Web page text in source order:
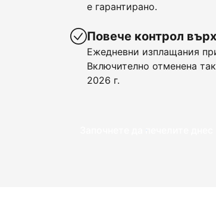
е гарантирано.
Повече контрол
Ежедневни изплащания
Включително отменена
2026 г.
Започнете да печелите днес